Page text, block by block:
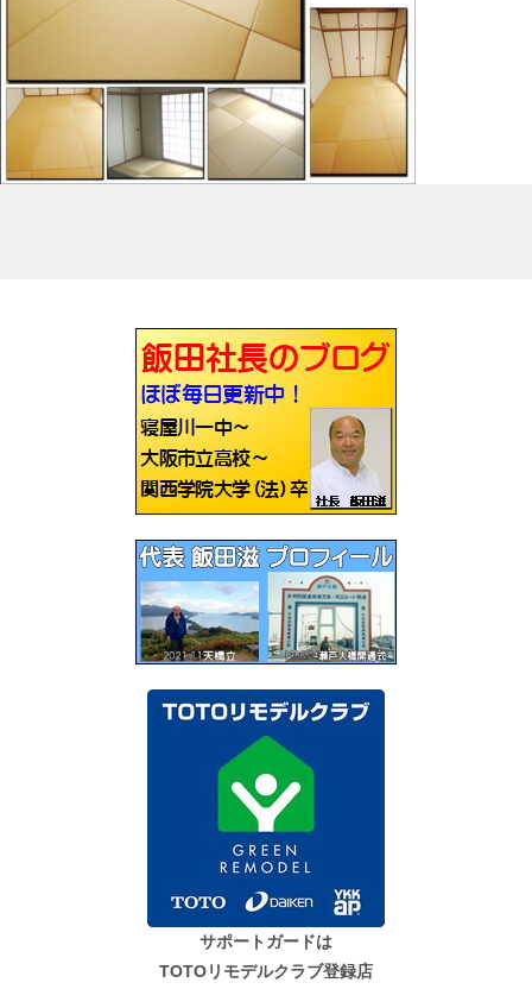
サポートガードは
TOTOリモデルクラブ登録店